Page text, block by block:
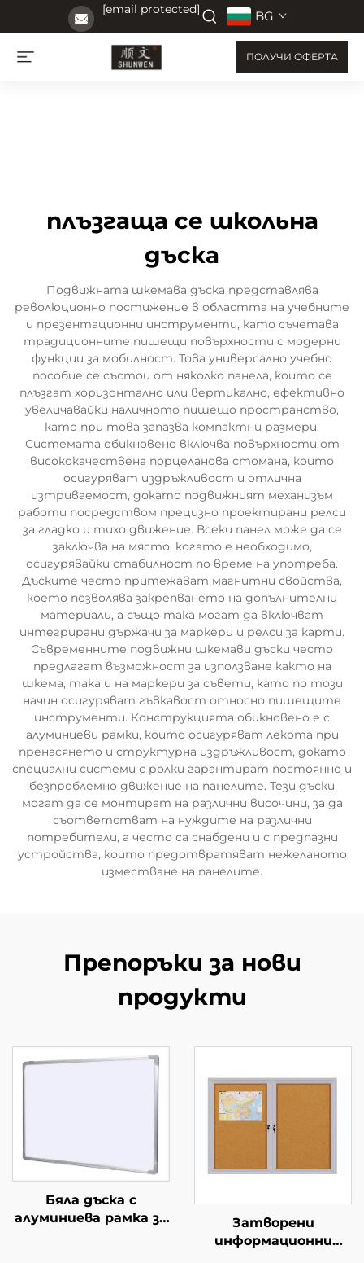
[email protected] BG
ПОЛУЧИ ОФЕРТА
плъзгаща се школьна
дъска
Подвижната шкемава дъска представлява
революционно постижение в областта на учебните
и презентационни инструменти, като съчетава
традиционните пишещи повърхности с модерни
функции за мобилност. Това универсално учебно
пособие се състои от няколко панела, които се
плъзгат хоризонтално или вертикално, ефективно
увеличавайки наличното пишещо пространство,
като при това запазва компактни размери.
Системата обикновено включва повърхности от
висококачествена порцеланова стомана, които
осигуряват издръжливост и отлична
изтриваемост, докато подвижният механизъм
работи посредством прецизно проектирани релси
за гладко и тихо движение. Всеки панел може да се
заключва на място, когато е необходимо,
осигурявайки стабилност по време на употреба.
Дъските често притежават магнитни свойства,
което позволява закрепването на допълнителни
материали, а също така могат да включват
интегрирани държачи за маркери и релси за карти.
Съвременните подвижни шкемави дъски често
предлагат възможност за използване както на
шкема, така и на маркери за съвети, като по този
начин осигуряват гъвкавост относно пишещите
инструменти. Конструкцията обикновено е с
алуминиеви рамки, които осигуряват лекота при
пренасянето и структурна издръжливост, докато
специални системи с ролки гарантират постоянно и
безпроблемно движение на панелите. Тези дъски
могат да се монтират на различни височини, за да
съответстват на нуждите на различни
потребители, а често са снабдени и с предпазни
устройства, които предотвратяват нежеланото
изместване на панелите.
Препоръки за нови
продукти
Бяла дъска с
алуминиева рамка за
Затворени
информационни